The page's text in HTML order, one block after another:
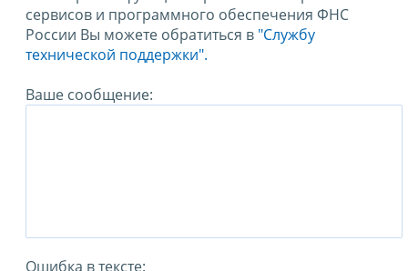
сервисов и программного обеспечения ФНС
России Вы можете обратиться в "Службу
технической поддержки".
Ваше сообщение:
Ошибка в тексте: